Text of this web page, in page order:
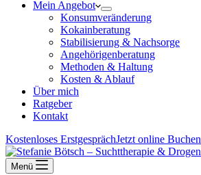
Mein Angebot
Konsumveränderung
Kokainberatung
Stabilisierung & Nachsorge
Angehörigenberatung
Methoden & Haltung
Kosten & Ablauf
Über mich
Ratgeber
Kontakt
Kostenloses ErstgesprächJetzt online Buchen
Menü